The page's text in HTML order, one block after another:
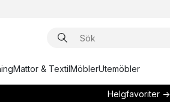
Mattor & TextilMöblerUtemöbler
Helgfavoriter →